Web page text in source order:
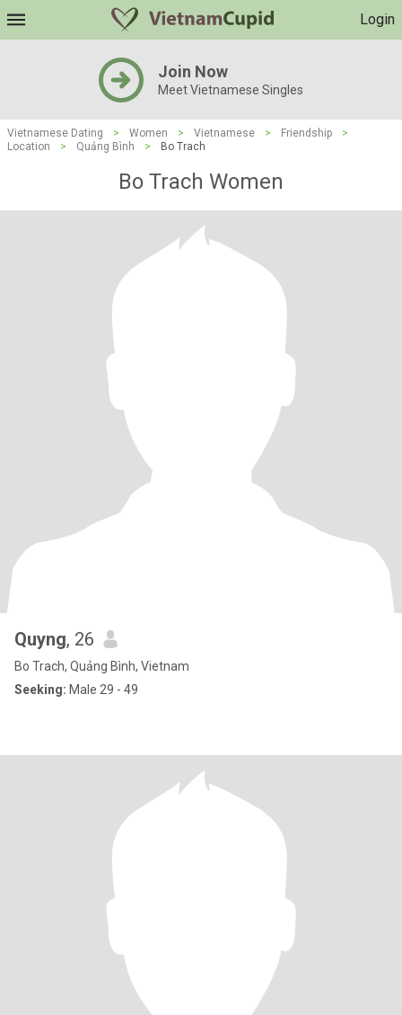
Login
Join Now
Meet Vietnamese Singles
Vietnamese Dating > Women > Vietnamese > Friendship
>
Location
> Quảng Bình > Bo Trach
Bo Trach Women
Quyng, 26
Bo Trach, Quảng Bình, Vietnam
Seeking: Male 29 - 49